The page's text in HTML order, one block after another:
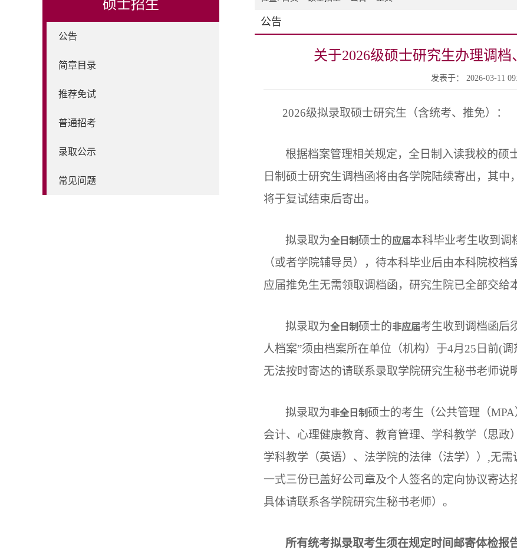
硕士招生
公告
简章目录
推荐免试
普通招考
录取公示
常见问题
公告
关于2026级硕士研究生办理调
发表于： 2026-03-11
2026级拟录取硕士研究生（含统考、推免）：
根据档案管理相关规定，全日制入读我校的硕
日制硕士研究生调档函将由各学院陆续寄出，其
将于复试结束后寄出。
拟录取为全日制硕士的应届本科毕业考生收到调
（或者学院辅导员），待本科毕业后由本科院校
应届推免生无需领取调档函，研究生院已全部交给
拟录取为全日制硕士的非应届考生收到调档函后
人档案”须由档案所在单位（机构）于4月25日前(
无法按时寄达的请联系录取学院研究生秘书老师说
拟录取为非全日制硕士的考生（公共管理（
会计、心理健康教育、教育管理、学科教学（思政
学科教学（英语）、法学院的法律（法学））,无
一式三份已盖好公司章及个人签名的定向协议寄
具体请联系各学院研究生秘书老师）。
所有统考拟录取考生须在规定时间邮寄体检报